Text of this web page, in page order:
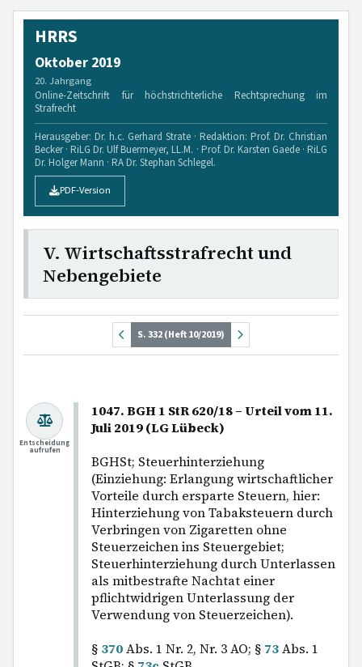
HRRS
Oktober 2019
20. Jahrgang
Online-Zeitschrift für höchstrichterliche Rechtsprechung im
Strafrecht
Herausgeber: Dr. h.c. Gerhard Strate · Redaktion: Prof. Dr. Christian
Becker · RiLG Dr. Ulf Buermeyer, LL.M. · Prof. Dr. Karsten Gaede · RiLG
Dr. Holger Mann · RA Dr. Stephan Schlegel.
PDF-Version
V. Wirtschaftsstrafrecht und
Nebengebiete
S. 332 (Heft 10/2019)
1047. BGH 1 StR 620/18 – Urteil vom 11.
Juli 2019 (LG Lübeck)
BGHSt; Steuerhinterziehung
(Einziehung: Erlangung wirtschaftlicher
Vorteile durch ersparte Steuern, hier:
Hinterziehung von Tabaksteuern durch
Verbringen von Zigaretten ohne
Steuerzeichen ins Steuergebiet;
Steuerhinterziehung durch Unterlassen
als mitbestrafte Nachtat einer
pflichtwidrigen Unterlassung der
Verwendung von Steuerzeichen).
§ 370Abs. 1 Nr. 2, Nr. 3 AO; § 73Abs. 1
Entscheidung
aufrufen